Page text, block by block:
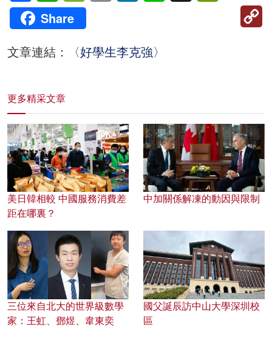
Share
文章連結：〈好學生李克強〉
更多精采文章
美日韓相較 中國服務消費差
距在哪裏？
中加關係解凍的動因與限制
三位來自北大的世界級數學
家：王虹、鄧煜、韋東奕
國父誕辰訪中山大學深圳校
區